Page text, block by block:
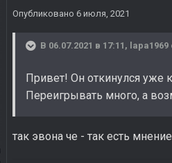
Опубликовано 6 июля, 2021
В 06.07.2021 в 17:11, lapa1969
Привет! Он откинулся уже
Переигрывать много, а
так эвона че - так есть